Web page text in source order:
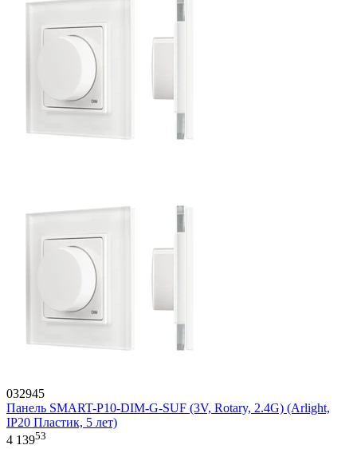
032945
Панель SMART-P10-DIM-G-SUF (3V, Rotary, 2.4G) (Arlight,
IP20 Пластик, 5 лет)
4 13953